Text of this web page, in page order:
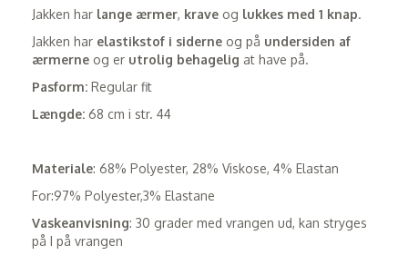
Jakken har lange ærmer, krave og lukkes med 1 knap.
Jakken har elastikstof i siderne og på undersiden af
ærmerne og er utrolig behagelig at have på.
Pasform: Regular fit
Længde: 68 cm i str. 44
Materiale: 68% Polyester, 28% Viskose, 4% Elastan
For:97% Polyester,3% Elastane
Vaskeanvisning: 30 grader med vrangen ud, kan stryges
på I på vrangen